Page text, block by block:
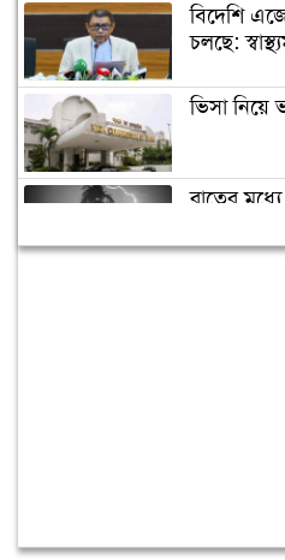
বিদেশি
চলছে:
ভিসা নিয়ে
রাতের